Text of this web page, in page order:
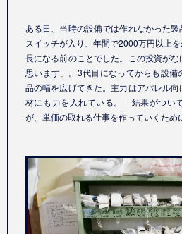
ある日、当時の設備では作れなかった
スイッチが入り、年間で2000万円以上
長になる前のことでした。この投資が
思います」。3代目になってからも設
品の幅を広げてきた。主力はアパレル
材にも力を入れている。「結果がつい
が、単価の取れる仕事を作っていくため